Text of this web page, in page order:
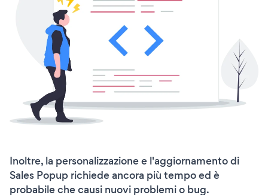
Inoltre, la personalizzazione e l'aggiornamento di
Sales Popup richiede ancora più tempo ed è
probabile che causi nuovi problemi o bug.